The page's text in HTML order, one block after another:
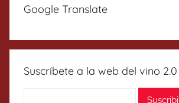
Google Translate
Suscríbete a la web del vino